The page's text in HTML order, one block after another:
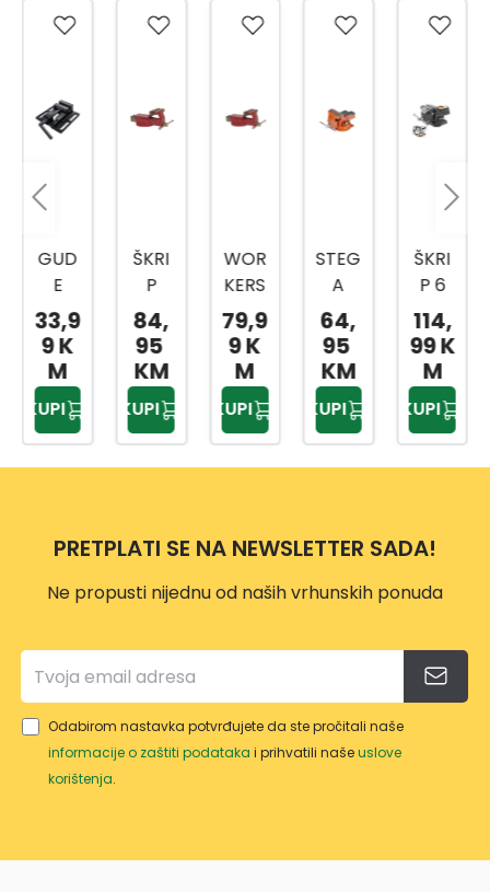
GUD
E
ŠKRI
P
STOL
NI
65M
M
33,9
9 K
M
KUPI
ŠKRI
P
ČELI
ČNI
ČELJ
USTI
125M
M
84,
95
KM
KUPI
WOR
KERS
BEST
ŠKRI
P
ČELI
ČNI
ŠIRIN
A
150M
79,9
9 K
M
KUPI
STEG
A
ROT
ACIO
NA
SA
NAK
OVA
NJE
TA
357
64,
95
KM
KUPI
ŠKRI
P 6
HBV0
86
114,
99 K
M
KUPI
PRETPLATI SE NA NEWSLETTER SADA!
Ne propusti nijednu od naših vrhunskih ponuda
Odabirom nastavka potvrđujete da ste pročitali naše
informacije o zaštiti podataka i prihvatili našeuslove
korištenja.